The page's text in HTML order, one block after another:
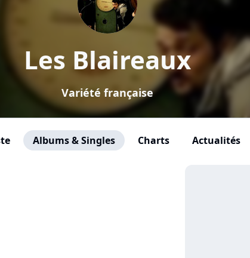
Les Blaireaux
Variété française
Albums & Singles Charts Actualités